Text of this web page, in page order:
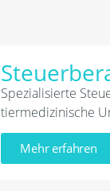
Spezialisierte
tiermedizinische
Mehr erfahren